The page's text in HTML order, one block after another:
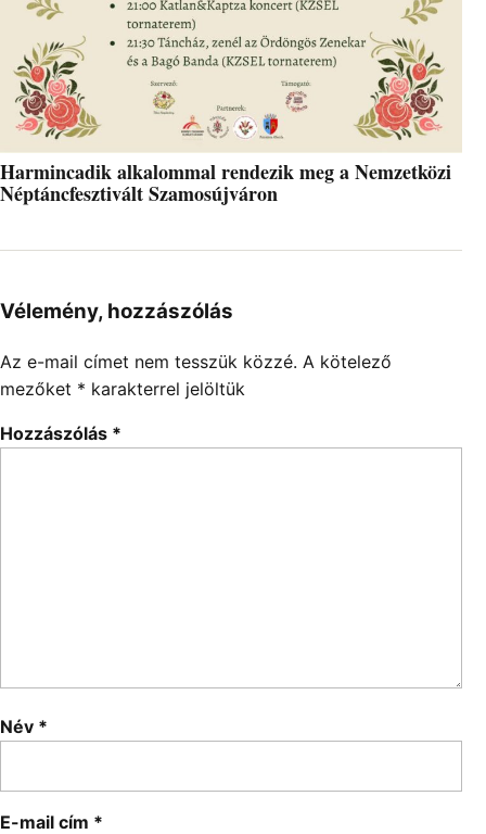
Harmincadik alkalommal rendezik meg a Nemzetközi
Néptáncfesztivált Szamosújváron
Vélemény, hozzászólás
Az e-mail címet nem tesszük közzé. A kötelező
mezőket * karakterrel jelöltük
Hozzászólás *
Név *
E-mail cím *